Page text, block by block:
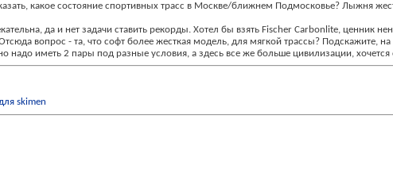
какое состояние спортивных трасс в Москве/ближнем Подмосковье? Лыжня
да и нет задачи ставить рекорды. Хотел бы взять Fischer Carbonlite, ценник
вопрос - та, что софт более жесткая модель, для мягкой трассы? Подскажите,
надо иметь 2 пары под разные условия, а здесь все же больше цивилизации,